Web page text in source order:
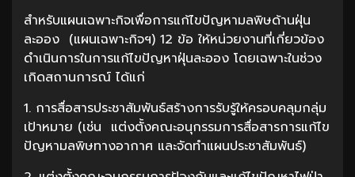
สำหรับแผนเฉพาะกิจเพื่อการแก้ไขปัญหามลพิษด้านฝุ่น
ละออง (แผนเฉพาะกิจฯ) 12 ข้อ ให้หน่วยงานที่เกี่ยวข้อง
ดำเนินการในการแก้ไขปัญหาฝุ่นละออง โดยเฉพาะในช่วง
เกิดสถานการณ์ ได้แก่
1. การสื่อสารประชาสัมพันธ์สร้างการรับรู้ให้ครอบคลุมกลุ่ม
เป้าหมาย (เช่น แต่งตั้งคณะอนุกรรมการสื่อสารการแก้ไข
ปัญหามลพิษทางอากาศ และจัดทำแผนประชาสัมพันธ์)